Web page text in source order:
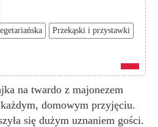
Przekąski i przystawki
na twardo z majonezem
domowym przyjęciu.
się dużym uznaniem gości.